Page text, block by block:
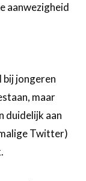
aanwezigheid
jongeren
maar
duidelijk aan
Twitter)